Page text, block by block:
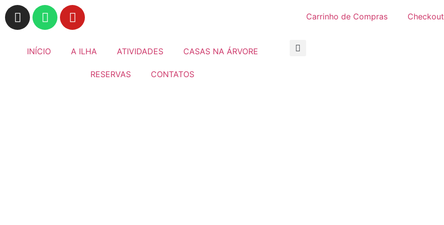
Carrinho de Compras Checkout
INÍCIO A ILHA ATIVIDADES CASAS NA ÁRVORE
RESERVAS CONTATOS